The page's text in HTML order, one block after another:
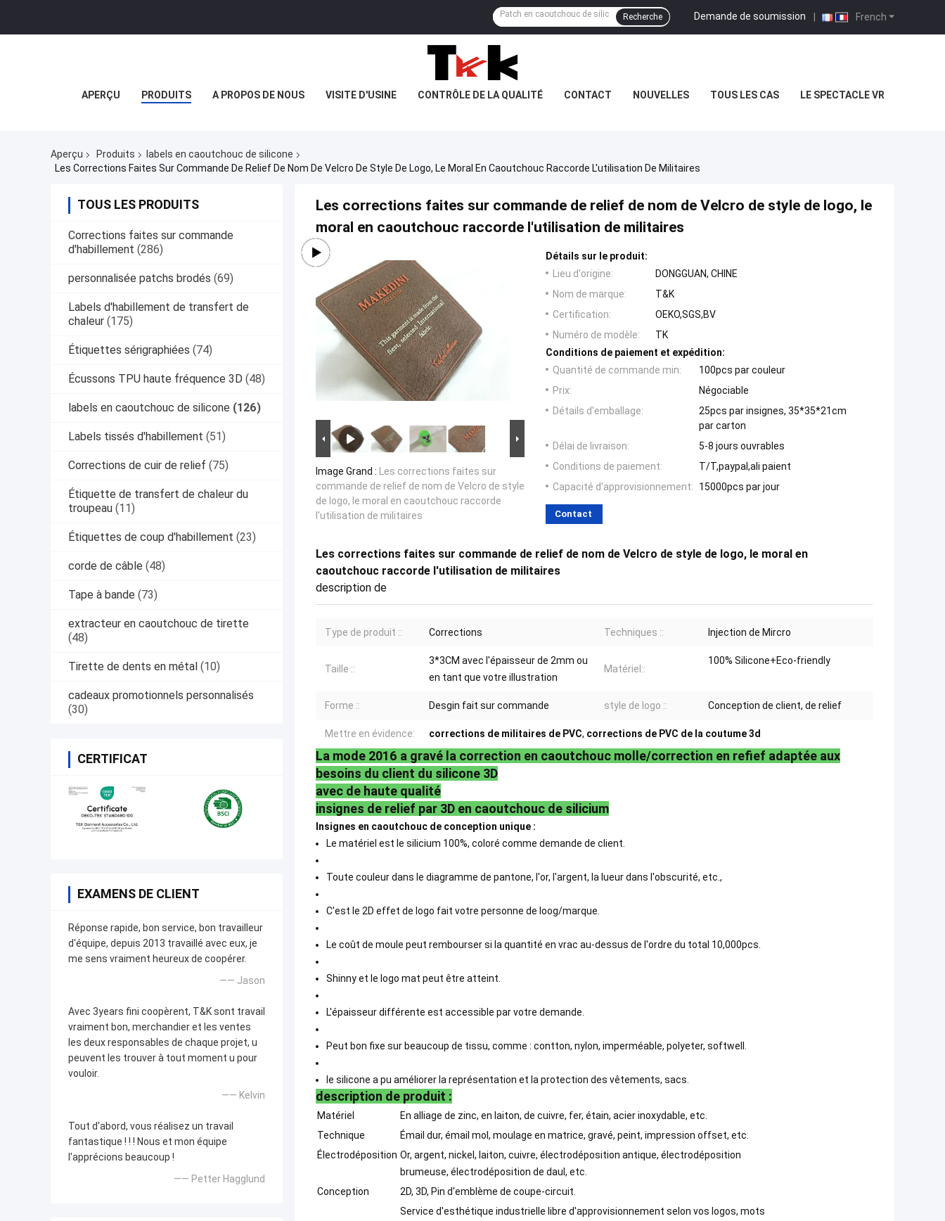
French
Demande de soumission |
Recherche
APERÇU PRODUITS A PROPOS DE NOUS VISITE D'USINE CONTRÔLE DE LA QUALITÉ CONTACT NOUVELLES TOUS LES CAS LE SPECTACLE VR
Aperçu Produits
labels en caoutchouc de silicone
Les Corrections Faites Sur Commande De Relief De Nom De Velcro De Style De Logo, Le Moral En Caoutchouc Raccorde L'utilisation De Militaires
TOUS LES PRODUITS
Corrections faites sur commande
d'habillement (286)
personnalisée patchs brodés (69)
Labels d'habillement de transfert de
chaleur (175)
Étiquettes sérigraphiées (74)
Écussons TPU haute fréquence 3D (48)
labels en caoutchouc de silicone (126)
Labels tissés d'habillement (51)
Corrections de cuir de relief (75)
Étiquette de transfert de chaleur du
troupeau (11)
Étiquettes de coup d'habillement (23)
corde de câble (48)
Tape à bande (73)
extracteur en caoutchouc de tirette
(48)
Tirette de dents en métal (10)
cadeaux promotionnels personnalisés
(30)
CERTIFICAT
EXAMENS DE CLIENT
Réponse rapide, bon service, bon travailleur
d'équipe, depuis 2013 travaillé avec eux, je
me sens vraiment heureux de coopérer.
—— Jason
Avec 3years fini coopèrent, T&K sont travail
vraiment bon, merchandier et les ventes
les deux responsables de chaque projet, u
peuvent les trouver à tout moment u pour
vouloir.
—— Kelvin
Tout d'abord, vous réalisez un travail
fantastique ! ! ! Nous et mon équipe
l'apprécions beaucoup !
—— Petter Hagglund
Les corrections faites sur commande de relief de nom de Velcro de style de logo, le
moral en caoutchouc raccorde l'utilisation de militaires
Image Grand : Les corrections faites sur
commande de relief de nom de Velcro de style
de logo, le moral en caoutchouc raccorde
l'utilisation de militaires
Détails sur le produit:
Lieu d'origine:
DONGGUAN, CHINE
Nom de marque:
T&K
Certification:
OEKO,SGS,BV
Numéro de modèle:
TK
Conditions de paiement et expédition:
Quantité de commande min:
100pcs par couleur
Prix:
Négociable
Détails d'emballage:
25pcs par insignes, 35*35*21cm
par carton
Délai de livraison:
5-8 jours ouvrables
Conditions de paiement:
T/T,paypal,ali paient
Capacité d'approvisionnement:
15000pcs par jour
Contact
Les corrections faites sur commande de relief de nom de Velcro de style de logo, le moral en
caoutchouc raccorde l'utilisation de militaires
description de
Type de produit :: Corrections Techniques :: Injection de Mircro
Taille ::
3*3CM avec l'épaisseur de 2mm ou
en tant que votre illustration
Matériel::
100% Silicone+Eco-friendly
Forme :: Desgin fait sur commande style de logo :: Conception de client, de relief
Mettre en évidence: corrections de militaires de PVC, corrections de PVC de la coutume 3d
La mode 2016 a gravé la correction en caoutchouc molle/correction en refief adaptée aux
besoins du client du silicone 3D
avec de haute qualité
insignes de relief par 3D en caoutchouc de silicium
Insignes en caoutchouc de conception unique :
Le matériel est le silicium 100%, coloré comme demande de client.
Toute couleur dans le diagramme de pantone, l'or, l'argent, la lueur dans l'obscurité, etc.,
C'est le 2D effet de logo fait votre personne de loog/marque.
Le coût de moule peut rembourser si la quantité en vrac au-dessus de l'ordre du total 10,000pcs.
Shinny et le logo mat peut être atteint.
L'épaisseur différente est accessible par votre demande.
Peut bon fixe sur beaucoup de tissu, comme : contton, nylon, imperméable, polyeter, softwell.
le silicone a pu améliorer la représentation et la protection des vêtements, sacs.
description de produit :
Matériel
En alliage de zinc, en laiton, de cuivre, fer, étain, acier inoxydable, etc.
Technique
Émail dur, émail mol, moulage en matrice, gravé, peint, impression offset, etc.
Électrodéposition Or, argent, nickel, laiton, cuivre, électrodéposition antique, électrodéposition
brumeuse, électrodéposition de daul, etc.
Conception
2D, 3D, Pin d'emblème de coupe-circuit.
Service d'esthétique industrielle libre d'approvisionnement selon vos logos, mots